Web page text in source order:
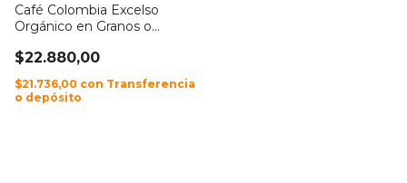
Café Colombia Excelso
Orgánico en Granos o
$22.880,00
$21.736,00 con Transferencia
o depósito